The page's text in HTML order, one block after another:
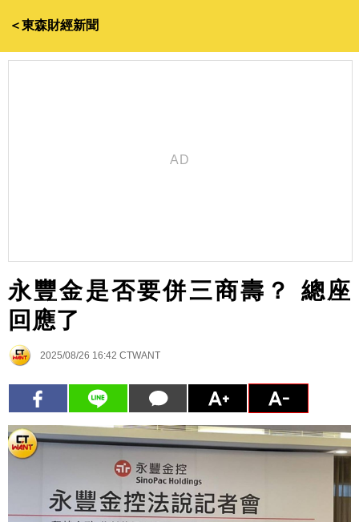
＜東森財經新聞
永豐金是否要併三商壽？ 總座
回應了
2025/08/26 16:42 CTWANT